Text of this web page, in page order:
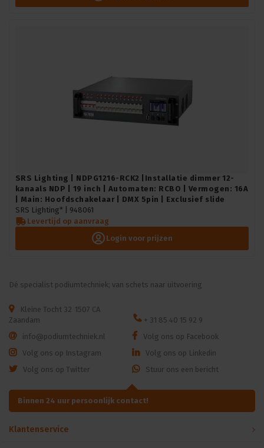
SRS Lighting | NDPG1216-RCK2 |Installatie dimmer 12-
kanaals NDP | 19 inch | Automaten: RCBO | Vermogen: 16A
| Main: Hoofdschakelaar | DMX 5pin | Exclusief slide
SRS Lighting* | 948061
Levertijd op aanvraag
Login voor prijzen
Dé specialist podiumtechniek; van schets naar uitvoering
Kleine Tocht 32 1507 CA
Zaandam
+ 31 85 40 15 92 9
info@podiumtechniek.nl
Volg ons op Facebook
Volg ons op Instagram
Volg ons op Linkedin
Volg ons op Twitter
Stuur ons een bericht
Binnen 24 uur persoonlijk contact!
Klantenservice